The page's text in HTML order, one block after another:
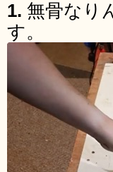
1. 無骨なり
す。